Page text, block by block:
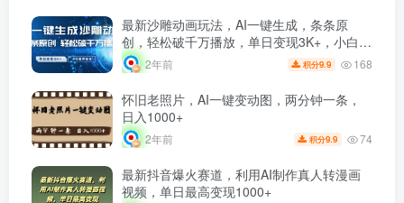
最新沙雕动画玩法，AI一键生成，条条原
创，轻松破千万播放，单日变现3K+，小白看
完就会2年前 积分9.9 168
怀旧老照片，AI一键变动图，两分钟一条，
日入1000+
2年前 积分9.9 74
最新抖音爆火赛道，利用AI制作真人转漫画
视频，单日最高变现1000+